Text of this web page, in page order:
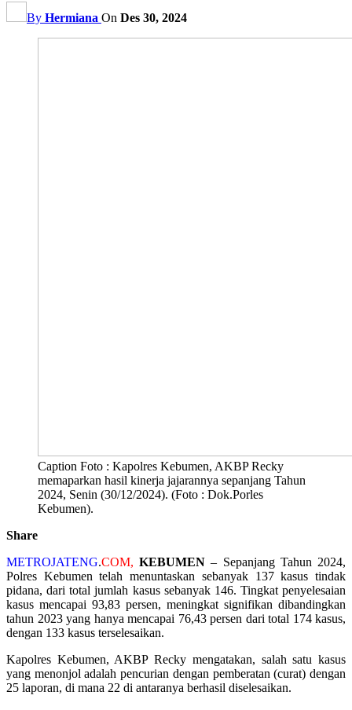
By Hermiana On Des 30, 2024
Caption Foto : Kapolres Kebumen, AKBP Recky
memaparkan hasil kinerja jajarannya sepanjang Tahun
2024, Senin (30/12/2024). (Foto : Dok.Porles
Kebumen).
Share
METROJATENG.COM, KEBUMEN – Sepanjang Tahun 2024,
Polres Kebumen telah menuntaskan sebanyak 137 kasus tindak
pidana, dari total jumlah kasus sebanyak 146. Tingkat penyelesaian
kasus mencapai 93,83 persen, meningkat signifikan dibandingkan
tahun 2023 yang hanya mencapai 76,43 persen dari total 174 kasus,
dengan 133 kasus terselesaikan.
Kapolres Kebumen, AKBP Recky mengatakan, salah satu kasus
yang menonjol adalah pencurian dengan pemberatan (curat) dengan
25 laporan, di mana 22 di antaranya berhasil diselesaikan.